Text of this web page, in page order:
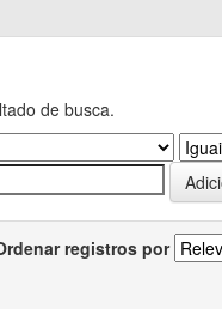
de busca.
registros por